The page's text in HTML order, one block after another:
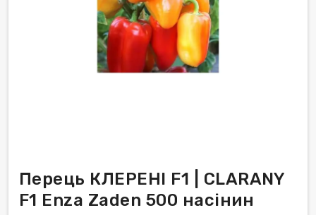
Перець КЛЕРЕНІ F1 | CLARANY
F1 Enza Zaden 500 насінин